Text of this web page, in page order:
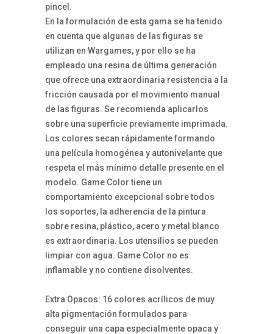
pincel.
En la formulación de esta gama se ha tenido
en cuenta que algunas de las figuras se
utilizan en Wargames, y por ello se ha
empleado una resina de última generación
que ofrece una extraordinaria resistencia a la
fricción causada por el movimiento manual
de las figuras. Se recomienda aplicarlos
sobre una superficie previamente imprimada.
Los colores secan rápidamente formando
una película homogénea y autonivelante que
respeta el más mínimo detalle presente en el
modelo. Game Color tiene un
comportamiento excepcional sobre todos
los soportes, la adherencia de la pintura
sobre resina, plástico, acero y metal blanco
es extraordinaria. Los utensilios se pueden
limpiar con agua. Game Color no es
inflamable y no contiene disolventes.
Extra Opacos: 16 colores acrílicos de muy
alta pigmentación formulados para
conseguir una capa especialmente opaca y